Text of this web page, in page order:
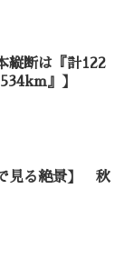
縦断は『計122
』】
見る絶景】 秋